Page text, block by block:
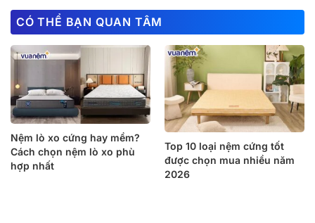
CÓ THỂ BẠN QUAN TÂM
Nệm lò xo cứng hay mềm?
Cách chọn nệm lò xo phù
hợp nhất
Top 10 loại nệm cứng tốt
được chọn mua nhiều năm
2026